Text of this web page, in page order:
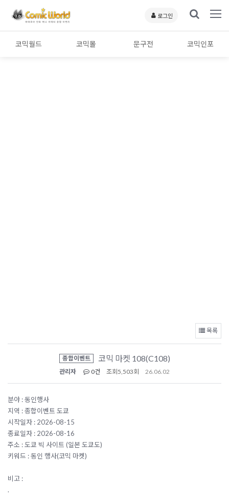
로그인
코믹월드 코믹몰 문구전 코믹인포
목록
종합이벤트 코믹 마켓 108(C108)
관리자 0건 조회 5,503회 26.06.02
분야 : 동인행사
지역 : 종합이벤트 도쿄
시작일자 : 2026-08-15
종료일자 : 2026-08-16
주소 : 도쿄 빅 사이트 (일본 도쿄도)
키워드 : 동인 행사(코믹 마켓)
비고 :
.